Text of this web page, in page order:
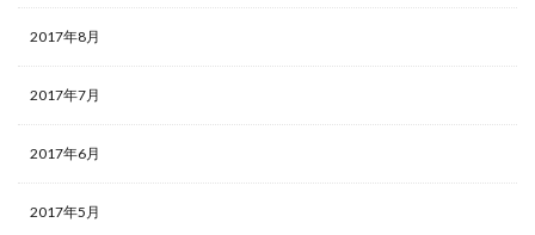
2017年8月
2017年7月
2017年6月
2017年5月